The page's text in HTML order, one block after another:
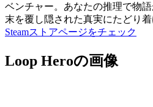
ベンチャー。あなたの推理で物
末を覆し隠された真実にたどり着
Steamストアページをチェック
Loop Heroの画像